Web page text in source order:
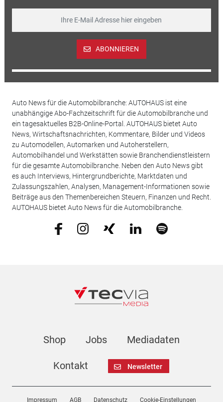
ABONNIEREN
Auto News für die Automobilbranche: AUTOHAUS ist eine
unabhängige Abo-Fachzeitschrift für die Automobilbranche und
ein tagesaktuelles B2B-Online-Portal. AUTOHAUS bietet Auto
News, Wirtschaftsnachrichten, Kommentare, Bilder und Videos
zu Automodellen, Automarken und Autoherstellern,
Automobilhandel und Werkstätten sowie Branchendienstleistern
für die gesamte Automobilbranche. Neben den Auto News gibt
es auch Interviews, Hintergrundberichte, Marktdaten und
Zulassungszahlen, Analysen, Management-Informationen sowie
Beiträge aus den Themenbereichen Steuern, Finanzen und Recht.
AUTOHAUS bietet Auto News für die Automobilbranche.
Shop Jobs Mediadaten
Kontakt Newsletter
Impressum AGB Datenschutz Cookie-Einstellungen